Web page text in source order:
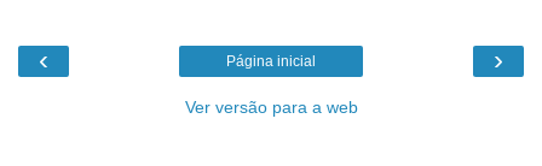
‹ ›
Página inicial
Ver versão para a web